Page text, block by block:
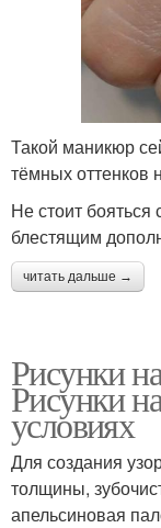
Такой маникюр
тёмных оттенков
Не стоит
блестящим
читать дальше →
Рисунки
Рисунки
условиях
Для создания
толщины,
апельсиновая